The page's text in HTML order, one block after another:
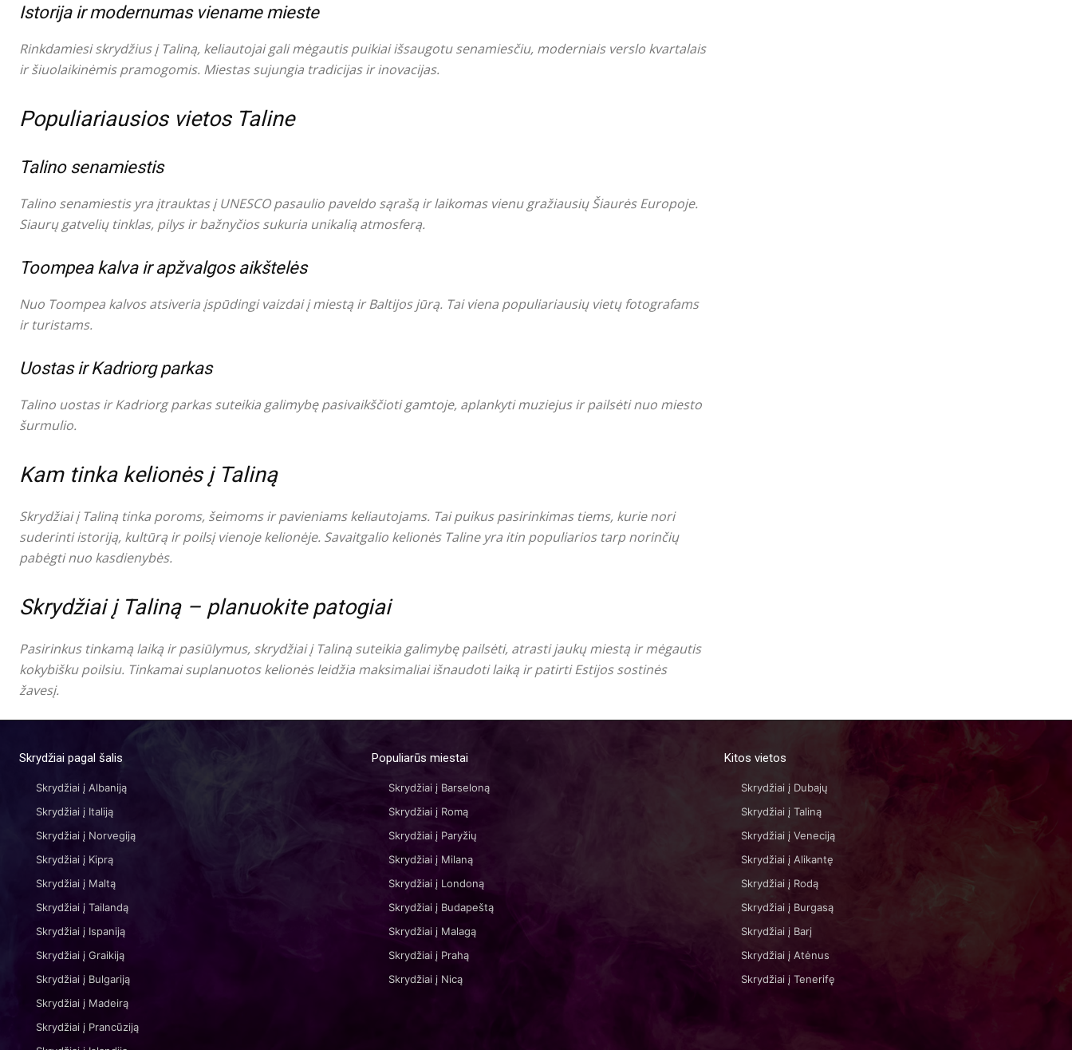
Istorija ir modernumas viename mieste
Rinkdamiesi skrydžius į Taliną, keliautojai gali mėgautis puikiai išsaugotu senamiesčiu, moderniais verslo kvartalais
ir šiuolaikinėmis pramogomis. Miestas sujungia tradicijas ir inovacijas.
Populiariausios vietos Taline
Talino senamiestis
Talino senamiestis yra įtrauktas į UNESCO pasaulio paveldo sąrašą ir laikomas vienu gražiausių Šiaurės Europoje.
Siaurų gatvelių tinklas, pilys ir bažnyčios sukuria unikalią atmosferą.
Toompea kalva ir apžvalgos aikštelės
Nuo Toompea kalvos atsiveria įspūdingi vaizdai į miestą ir Baltijos jūrą. Tai viena populiariausių vietų fotografams
ir turistams.
Uostas ir Kadriorg parkas
Talino uostas ir Kadriorg parkas suteikia galimybę pasivaikščioti gamtoje, aplankyti muziejus ir pailsėti nuo miesto
šurmulio.
Kam tinka kelionės į Taliną
Skrydžiai į Taliną tinka poroms, šeimoms ir pavieniams keliautojams. Tai puikus pasirinkimas tiems, kurie nori
suderinti istoriją, kultūrą ir poilsį vienoje kelionėje. Savaitgalio kelionės Taline yra itin populiarios tarp norinčių
pabėgti nuo kasdienybės.
Skrydžiai į Taliną – planuokite patogiai
Pasirinkus tinkamą laiką ir pasiūlymus, skrydžiai į Taliną suteikia galimybę pailsėti, atrasti jaukų miestą ir mėgautis
kokybišku poilsiu. Tinkamai suplanuotos kelionės leidžia maksimaliai išnaudoti laiką ir patirti Estijos sostinės
žavesį.
Skrydžiai pagal šalis
Skrydžiai į Albaniją
Skrydžiai į Italiją
Skrydžiai į Norvegiją
Skrydžiai į Kiprą
Skrydžiai į Maltą
Skrydžiai į Tailandą
Skrydžiai į Ispaniją
Skrydžiai į Graikiją
Skrydžiai į Bulgariją
Skrydžiai į Madeirą
Skrydžiai į Prancūziją
Populiarūs miestai
Skrydžiai į Barseloną
Skrydžiai į Romą
Skrydžiai į Paryžių
Skrydžiai į Milaną
Skrydžiai į Londoną
Skrydžiai į Budapeštą
Skrydžiai į Malagą
Skrydžiai į Prahą
Skrydžiai į Nicą
Kitos vietos
Skrydžiai į Dubajų
Skrydžiai į Taliną
Skrydžiai į Veneciją
Skrydžiai į Alikantę
Skrydžiai į Rodą
Skrydžiai į Burgasą
Skrydžiai į Barį
Skrydžiai į Atėnus
Skrydžiai į Tenerifę